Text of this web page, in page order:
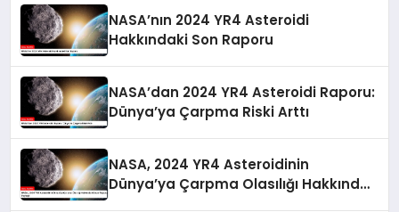
NASA’nın 2024 YR4 Asteroidi
Hakkındaki Son Raporu
NASA’dan 2024 YR4 Asteroidi Raporu:
Dünya’ya Çarpma Riski Arttı
NASA, 2024 YR4 Asteroidinin
Dünya’ya Çarpma Olasılığı Hakkında